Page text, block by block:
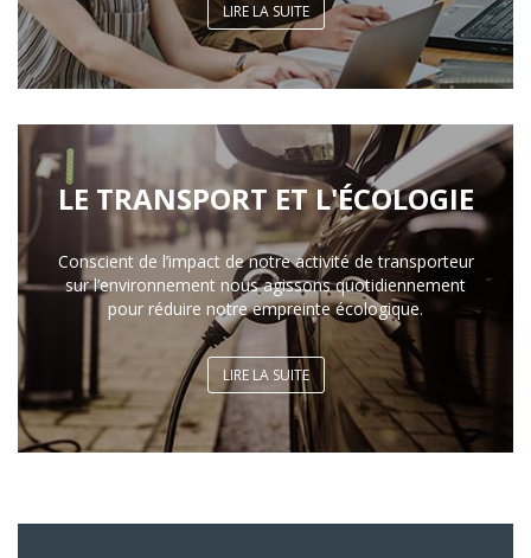
LIRE LA SUITE
LE TRANSPORT ET L'ÉCOLOGIE
Conscient de l’impact de notre activité de transporteur
sur l’environnement nous agissons quotidiennement
pour réduire notre empreinte écologique.
LIRE LA SUITE